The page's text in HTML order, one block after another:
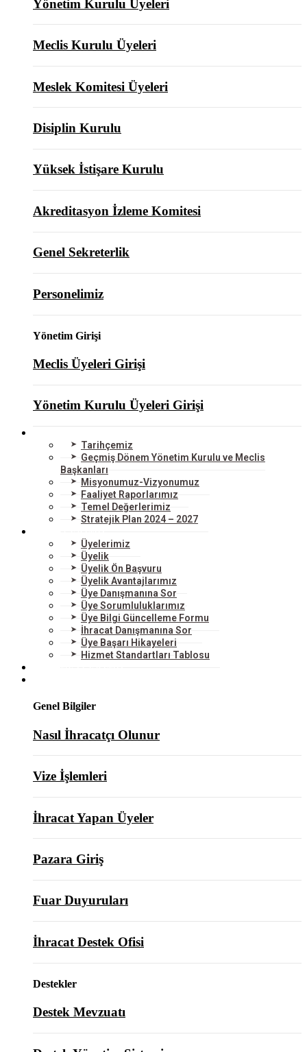
Yönetim Kurulu Üyeleri
Meclis Kurulu Üyeleri
Meslek Komitesi Üyeleri
Disiplin Kurulu
Yüksek İstişare Kurulu
Akreditasyon İzleme Komitesi
Genel Sekreterlik
Personelimiz
Yönetim Girişi
Meclis Üyeleri Girişi
Yönetim Kurulu Üyeleri Girişi
Tarihçemiz
Geçmiş Dönem Yönetim Kurulu ve Meclis
Başkanları
Misyonumuz-Vizyonumuz
Faaliyet Raporlarımız
Temel Değerlerimiz
Stratejik Plan 2024 – 2027
Üyelerimiz
Üyelik
Üyelik Ön Başvuru
Üyelik Avantajlarımız
Üye Danışmanına Sor
Üye Sorumluluklarımız
Üye Bilgi Güncelleme Formu
İhracat Danışmanına Sor
Üye Başarı Hikayeleri
Hizmet Standartları Tablosu
Genel Bilgiler
Nasıl İhracatçı Olunur
Vize İşlemleri
İhracat Yapan Üyeler
Pazara Giriş
Fuar Duyuruları
İhracat Destek Ofisi
Destekler
Destek Mevzuatı